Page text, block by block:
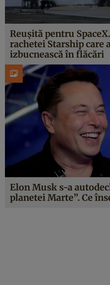
Reușită pentru
rachetei Starship care
izbucnească în flăcări
Elon Musk s-a
planetei Marte”. Ce